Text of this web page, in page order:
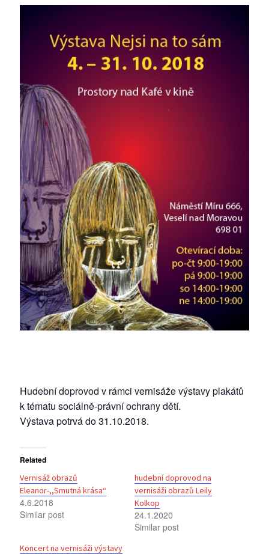
Hudební doprovod v rámci vernisáže výstavy plakátů
k tématu sociálně-právní ochrany dětí.
Výstava potrvá do 31.10.2018.
Related
Vernisáž obrazů
Eleanor-,,Smutná krása“
4.6.2018
Similar post
hudební doprovod na
vernisáži obrazů Leily
Kolkop
24.1.2020
Similar post
Koncert na vernisáži výstavy